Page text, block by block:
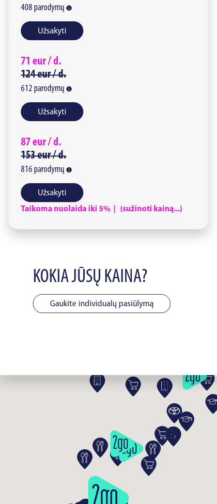
408 parodymų
Užsakyti
71 eur /d.
124eur /d.
612 parodymų
Užsakyti
87eur /d.
153eur /d.
816 parodymų
Užsakyti
Taikoma nuolaida iki 5% | (sužinoti kainą...)
KOKIA JŪSŲ KAINA?
Gaukite individualų pasiūlymą